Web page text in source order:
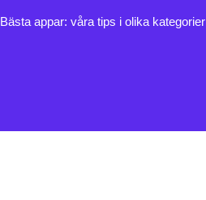
Bästa appar: våra tips i olika kategorier